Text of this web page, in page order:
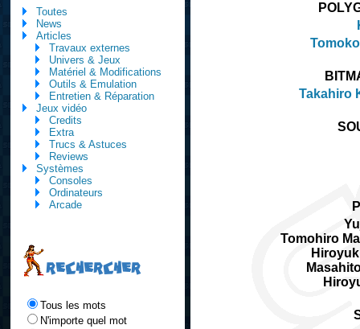
Takahiro
Tomohiro
Toutes
News
Articles
Travaux externes
Univers & Jeux
Matériel & Modifications
Outils & Emulation
Entretien & Réparation
Jeux vidéo
Credits
Extra
Trucs & Astuces
Reviews
Systèmes
Consoles
Ordinateurs
Arcade
RECHERCHER
Tous les mots
N'importe quel mot